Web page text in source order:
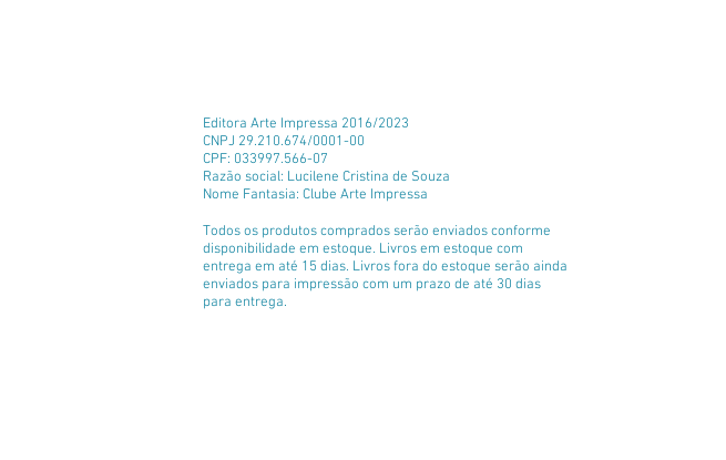
Editora Arte Impressa 2016/2023
CNPJ 29.210.674/0001-00
CPF: 033997.566-07
Razão social: Lucilene Cristina de Souza
Nome Fantasia: Clube Arte Impressa
Todos os produtos comprados serão enviados conforme
disponibilidade em estoque. Livros em estoque com
entrega em até 15 dias. Livros fora do estoque serão ainda
enviados para impressão com um prazo de até 30 dias
para entrega.